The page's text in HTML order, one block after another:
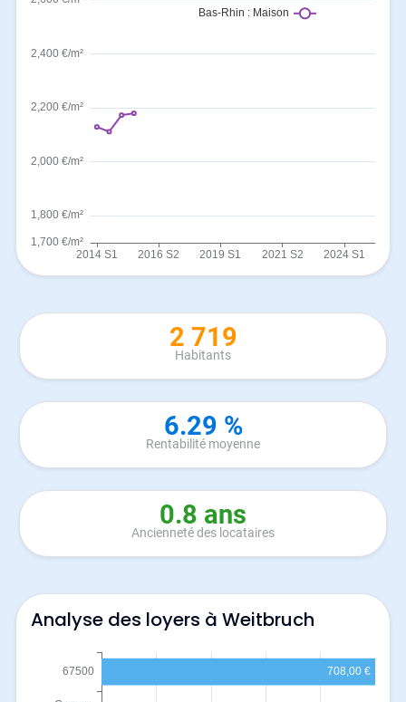
2 719
Habitants
6.29 %
Rentabilité moyenne
0.8 ans
Ancienneté des locataires
Analyse des loyers à Weitbruch